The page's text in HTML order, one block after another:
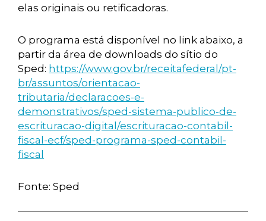
elas originais ou retificadoras.
O programa está disponível no link abaixo, a
partir da área de downloads do sítio do
Sped: https://www.gov.br/receitafederal/pt-
br/assuntos/orientacao-
tributaria/declaracoes-e-
demonstrativos/sped-sistema-publico-de-
escrituracao-digital/escrituracao-contabil-
fiscal-ecf/sped-programa-sped-contabil-
fiscal
Fonte: Sped